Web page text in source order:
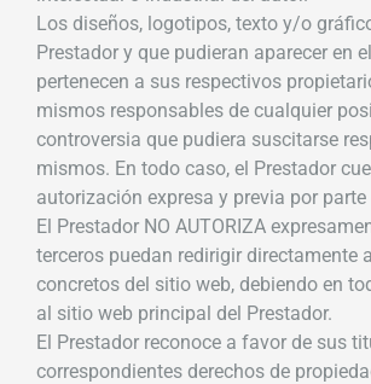
Los diseños, logotipos, texto y/o
Prestador y que pudieran aparecer en
pertenecen a sus respectivos
mismos responsables de cualquier
controversia que pudiera suscitarse
mismos. En todo caso, el Prestador
autorización expresa y previa por
El Prestador NO AUTORIZA
terceros puedan redirigir directamente
concretos del sitio web, debiendo en
al sitio web principal del Prestador.
El Prestador reconoce a favor de sus
correspondientes derechos de